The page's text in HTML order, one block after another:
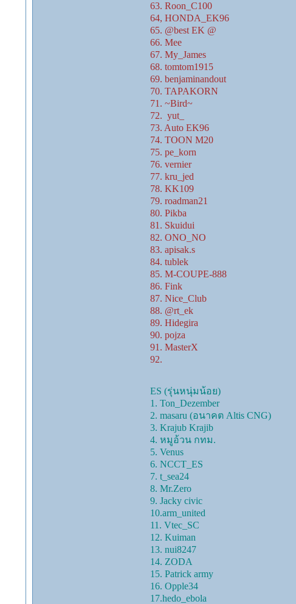
63. Roon_C100
64, HONDA_EK96
65. @best EK @
66. Mee
67. My_James
68. tomtom1915
69. benjaminandout
70. TAPAKORN
71. ~Bird~
72. yut_
73. Auto EK96
74. TOON M20
75. pe_korn
76. vernier
77. kru_jed
78. KK109
79. roadman21
80. Pikba
81. Skuidui
82. ONO_NO
83. apisak.s
84. tublek
85. M-COUPE-888
86. Fink
87. Nice_Club
88. @rt_ek
89. Hidegira
90. pojza
91. MasterX
92.
ES (รุ่นหนุ่มน้อย)
1. Ton_Dezember
2. masaru (อนาคต Altis CNG)
3. Krajub Krajib
4. หมูอ้วน กทม.
5. Venus
6. NCCT_ES
7. t_sea24
8. Mr.Zero
9. Jacky civic
10.arm_united
11. Vtec_SC
12. Kuiman
13. nui8247
14. ZODA
15. Patrick army
16. Opple34
17.hedo_ebola